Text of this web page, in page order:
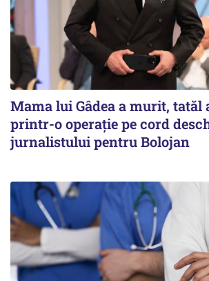
Mama lui Gâdea a murit, tatăl
printr-o operație pe cord
jurnalistului pentru Bolojan